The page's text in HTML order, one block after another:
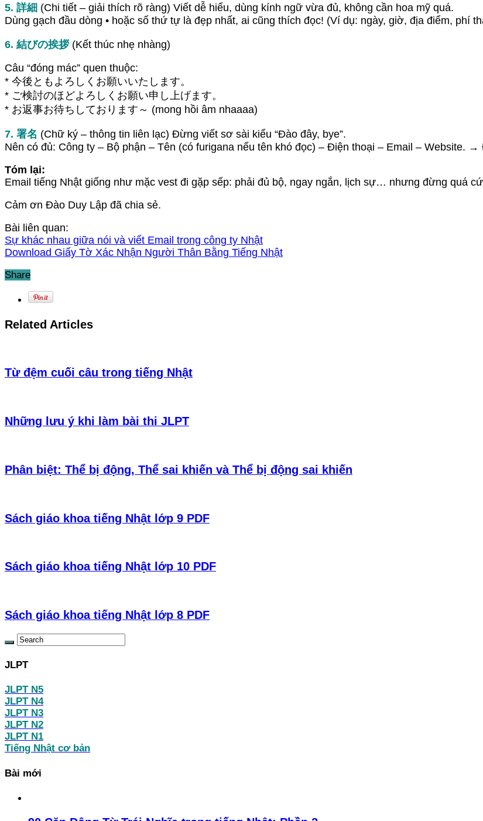
5. 詳細 (Chi tiết – giải thích rõ ràng) Viết dễ hiểu, dùng kính ngữ vừa đủ, không cần hoa mỹ quá.
Dùng gạch đầu dòng • hoặc số thứ tự là đẹp nhất, ai cũng thích đọc! (Ví dụ: ngày, giờ, địa điểm, phí
6. 結びの挨拶(Kết thúc nhẹ nhàng)
Câu “đóng mác” quen thuộc:
* 今後ともよろしくお願いいたします。
* ご検討のほどよろしくお願い申し上げます。
* お返事お待ちしております～ (mong hồi âm nhaaaa)
7. 署名 (Chữ ký – thông tin liên lạc) Đừng viết sơ sài kiểu “Đào đây, bye”.
Nên có đủ: Công ty – Bộ phận – Tên (có furigana nếu tên khó đọc) – Điện thoại – Email – Website.
Tóm lại:
Email tiếng Nhật giống như mặc vest đi gặp sếp: phải đủ bộ, ngay ngắn, lịch sự… nhưng đừng quá
Cảm ơn Đào Duy Lập đã chia sẻ.
Bài liên quan:
Sự khác nhau giữa nói và viết Email trong công ty Nhật
Download Giấy Tờ Xác Nhận Người Thân Bằng Tiếng Nhật
Share
Related Articles
Từ đệm cuối câu trong tiếng Nhật
Những lưu ý khi làm bài thi JLPT
Phân biệt: Thể bị động, Thể sai khiến và Thể bị động sai khiến
Sách giáo khoa tiếng Nhật lớp 9 PDF
Sách giáo khoa tiếng Nhật lớp 10 PDF
Sách giáo khoa tiếng Nhật lớp 8 PDF
JLPT
JLPT N5
JLPT N4
JLPT N3
JLPT N2
JLPT N1
Tiếng Nhật cơ bản
Bài mới